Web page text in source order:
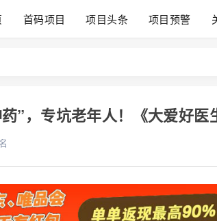
首码项目 项目头条 项目预警
”，专坑老年人！《大爱好医